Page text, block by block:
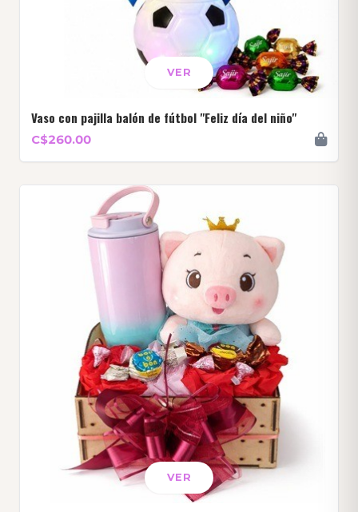
VER
Vaso con pajilla balón de fútbol "Feliz día del niño"
C$260.00
VER